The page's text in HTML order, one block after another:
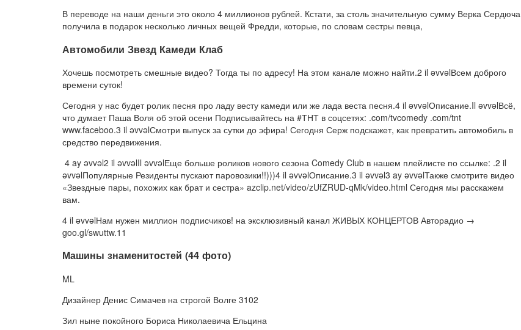
В переводе на наши деньги это около 4 миллионов рублей. Кстати, за столь значительную сумму Верка Сердюча
получила в подарок несколько личных вещей Фредди, которые, по словам сестры певца,
Автомобили Звезд Камеди Клаб
Хочешь посмотреть смешные видео? Тогда ты по адресу! На этом канале можно найти.2 il əvvəlВсем доброго
времени суток!
Сегодня у нас будет ролик песня про ладу весту камеди или же лада веста песня.4 il əvvəlОписание.Il əvvəlВсё,
что думает Паша Воля об этой осени Подписывайтесь на #ТНТ в соцсетях: .com/tvcomedy .com/tnt
www.faceboo.3 il əvvəlСмотри выпуск за сутки до эфира! Сегодня Серж подскажет, как превратить автомобиль в
средство передвижения.
4 ay əvvəl2 il əvvəlIl əvvəlЕще больше роликов нового сезона Comedy Club в нашем плейлисте по ссылке: .2 il
əvvəlПопулярные Резиденты пускают паровозики!!)))4 il əvvəlОписание.3 il əvvəl3 ay əvvəlТакже смотрите видео
«Звездные пары, похожих как брат и сестра» azclip.net/video/zUfZRUD-qMk/video.html Сегодня мы расскажем
вам.
4 il əvvəlНам нужен миллион подписчиков! на эксклюзивный канал ЖИВЫХ КОНЦЕРТОВ Авторадио →
goo.gl/swuttw.11
Машины знаменитостей (44 фото)
ML
Дизайнер Денис Симачев на строгой Волге 3102
Зил ныне покойного Бориса Николаевича Ельцина